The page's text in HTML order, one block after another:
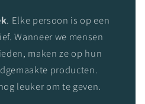
. Elke persoon is op een
Wanneer we mensen
maken ze op hun
producten.
leuker om te geven.